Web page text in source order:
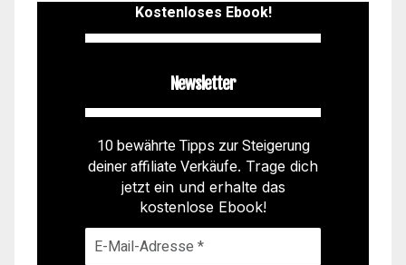
Kostenloses Ebook!
Newsletter
10 bewährte Tipps zur Steigerung
deiner affiliate Verkäufe. Trage dich
jetzt ein und erhalte das
kostenlose Ebook!